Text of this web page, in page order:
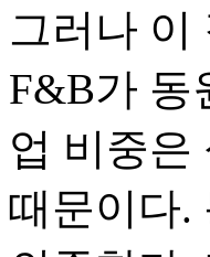
그러나 이
F&B가 동
업 비중은
때문이다.